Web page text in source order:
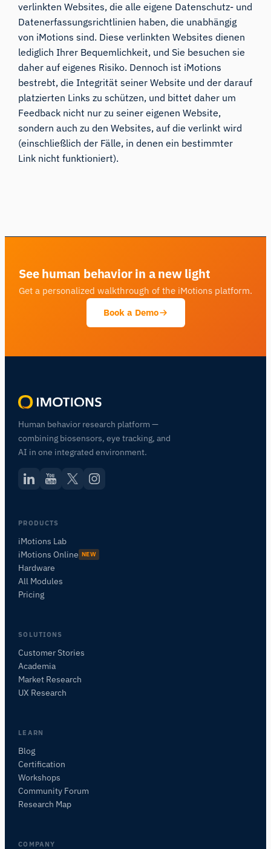
verlinkten Websites, die alle eigene Datenschutz- und
Datenerfassungsrichtlinien haben, die unabhängig
von iMotions sind. Diese verlinkten Websites dienen
lediglich Ihrer Bequemlichkeit, und Sie besuchen sie
daher auf eigenes Risiko. Dennoch ist iMotions
bestrebt, die Integrität seiner Website und der darauf
platzierten Links zu schützen, und bittet daher um
Feedback nicht nur zu seiner eigenen Website,
sondern auch zu den Websites, auf die verlinkt wird
(einschließlich der Fälle, in denen ein bestimmter
Link nicht funktioniert).
See human behavior in a new light
Get a personalized walkthrough of the iMotions platform.
Book a Demo
Human behavior research platform —
combining biosensors, eye tracking, and
AI in one integrated environment.
PRODUCTS
iMotions Lab
iMotions Online NEW
Hardware
All Modules
Pricing
SOLUTIONS
Customer Stories
Academia
Market Research
UX Research
LEARN
Blog
Certification
Workshops
Community Forum
Research Map
COMPANY
FRAGEN SIE ZU DIESER SEITE
Worum geht es auf dieser Seite?